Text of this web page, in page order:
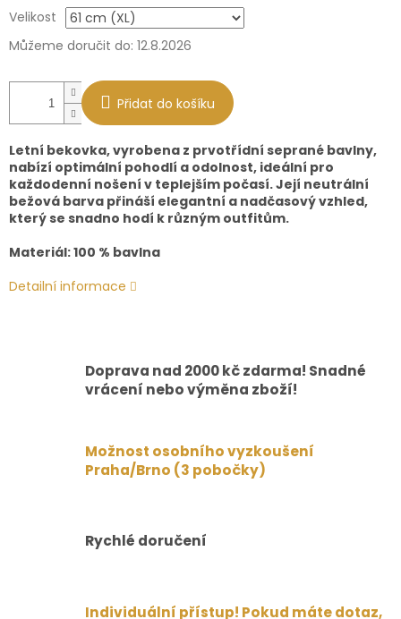
cena:
Velikost
Můžeme doručit do: 12.8.2026
Přidat do košíku
Letní bekovka, vyrobena z prvotřídní seprané bavlny,
nabízí optimální pohodlí a odolnost, ideální pro
každodenní nošení v teplejším počasí. Její neutrální
bežová barva přináší elegantní a nadčasový vzhled,
který se snadno hodí k různým outfitům.
Materiál: 100 % bavlna
Detailní informace
Doprava nad 2000 kč zdarma! Snadné
vrácení nebo výměna zboží!
Možnost osobního vyzkoušení
Praha/Brno (3 pobočky)
Rychlé doručení
Individuální přístup! Pokud máte dotaz,